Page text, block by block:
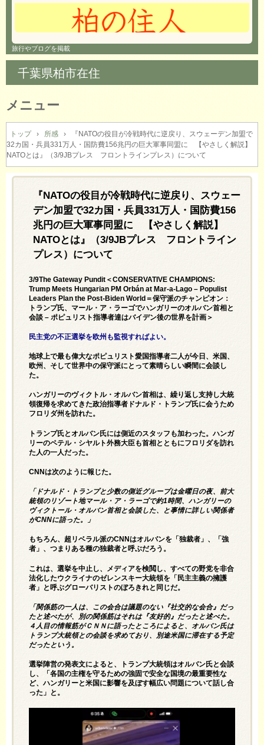
旅行やブログを掲載
千葉県柏市在住
メニュー
コ
ン
テ
ン
トップ › 所感 ›
『NATOの役目が冷戦時代に逆戻り、スウェーデン加盟で
32カ国・兵員331万人・国防費156兆円の巨大軍事同盟に 【やさしく解説】
NATOとは』（3/9JBプレス フロントラインプレス）について
『NATOの役目が冷戦時代に逆戻り、スウェー
デン加盟で32カ国・兵員331万人・国防費156
兆円の巨大軍事同盟に 【やさしく解説】
NATOとは』（3/9JBプレス フロントライン
プレス）について
3/9The Gateway Pundit＜CONSERVATIVE CHAMPIONS:
Trump Meets Hungarian PM Orbán at Mar-a-Lago – Populist
Leaders Plan the Post-Biden World＝保守派のチャンピオン：
トランプ氏、マール・ア・ラーゴでハンガリーのオルバン首相と
会談 – ポピュリスト指導者達はバイデン後の世界を計画＞
民主党の不正選挙を欧州も監視すればよい。
地球上で最も偉大なポピュリスト愛国指導者二人が今日、米国、
欧州、そして世界中の保守派にとって素晴らしい瞬間に会談し
た。
ハンガリーのヴィクトル・オルバン首相は、繰り返し支持し大統
領復帰を求めてきた政治指導者ドナルド・トランプ氏に会うため
フロリダ州を訪れた。
トランプ氏とオルバン氏には側近のスタッフも加わった。ハンガ
リーのペテル・シヤルト外務大臣も首相とともにフロリダを訪れ
た人の一人だった。
CNNは次のように報じた。
「ドナルド・トランプと少数の側近グループは金曜日の夜、前大
統領のリゾート地マール・ア・ラーゴで約1時間、ハンガリーの
ヴィクトール・オルバン首相と会談した、と事情に詳しい関係者
がCNNに語った。」
もちろん、超リベラル派のCNNはオルバンを「独裁者」、「強
者」、つまりある種の独裁者と呼ぶだろう。
これは、選挙を中止し、メディアを検閲し、すべての野党を非合
法化したウクライナのゼレンスキー大統領を「民主主義の擁護
者」と呼ぶグローバリストのぼろきれと同じだ。
「関係筋の一人は、この会合は議題のない『社交的な会合』だっ
たと述べたが、別の関係筋はそれは『友好的』だったと述べた。
４人目の情報筋がＣＮＮに語ったところによると、オルバン氏は
トランプ大統領との会談を求めており、別途米国に滞在する予定
だったという。
選挙陣営の発表文によると、トランプ大統領はオルバン氏と会談
し、「各国の主権を守るための強固で安全な国境の最重要性な
ど、ハンガリーと米国に影響を及ぼす幅広い問題について話し合
った」と。